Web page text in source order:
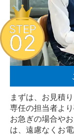
まずは、お見積
専任の担当者よ
お急ぎの場合や
は、遠慮なく お
STEP
02